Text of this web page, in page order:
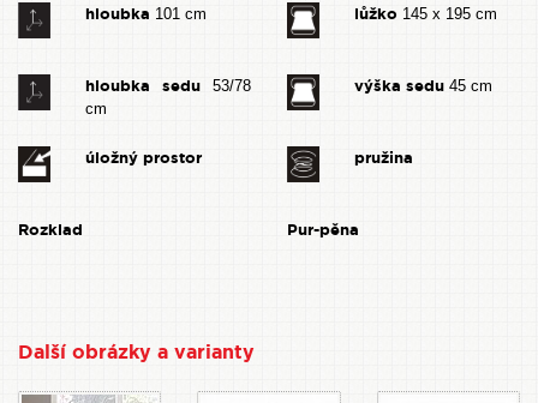
hloubka 101 cm lůžko 145 x 195 cm
hloubka sedu 53/78
cm
výška sedu 45 cm
úložný prostor pružina
Rozklad Pur-pěna
Další obrázky a varianty